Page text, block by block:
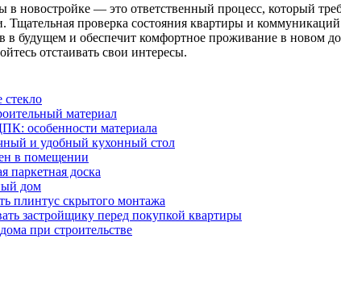
в новостройке — это ответственный процесс, который
Тщательная проверка состояния квартиры и
в будущем и обеспечит комфортное проживание в новом
отстаивать свои интересы.
стекло
материал
особенности материала
и удобный кухонный стол
в помещении
паркетная доска
дом
плинтус скрытого монтажа
застройщику перед покупкой квартиры
при строительстве